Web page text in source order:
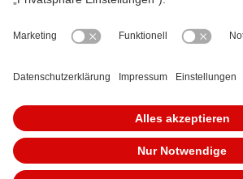
www.nuernbergmobil.de
© 2026 VAG Verkehrs-Aktiengesellschaft